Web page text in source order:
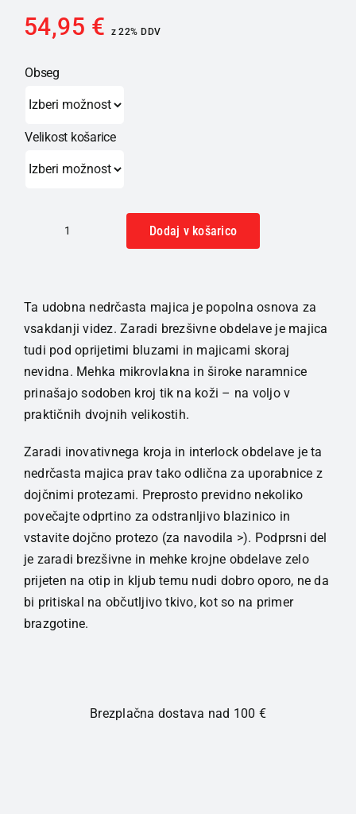
54,95 € z 22% DDV
Obseg
Velikost košarice
majica
podložena
ženska
Dusty
rose
količina
Dodaj v košarico
Ta udobna nedrčasta majica je popolna osnova za
vsakdanji videz. Zaradi brezšivne obdelave je majica
tudi pod oprijetimi bluzami in majicami skoraj
nevidna. Mehka mikrovlakna in široke naramnice
prinašajo sodoben kroj tik na koži – na voljo v
praktičnih dvojnih velikostih.
Zaradi inovativnega kroja in interlock obdelave je ta
nedrčasta majica prav tako odlična za uporabnice z
dojčnimi protezami. Preprosto previdno nekoliko
povečajte odprtino za odstranljivo blazinico in
vstavite dojčno protezo (za navodila >). Podprsni del
je zaradi brezšivne in mehke krojne obdelave zelo
prijeten na otip in kljub temu nudi dobro oporo, ne da
bi pritiskal na občutljivo tkivo, kot so na primer
brazgotine.
Brezplačna dostava nad 100 €